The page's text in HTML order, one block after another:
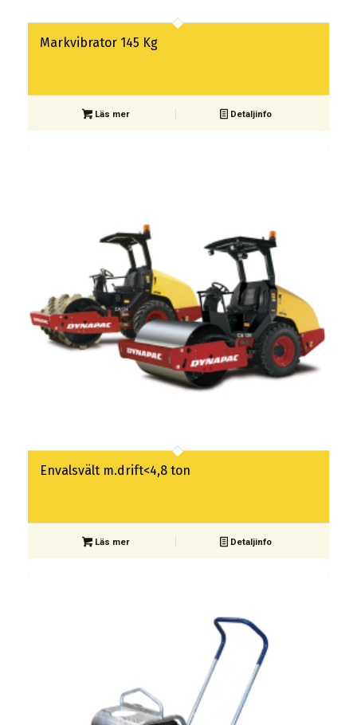
Markvibrator 145 Kg
Läs mer Detaljinfo
Envalsvält m.drift<4,8 ton
Läs mer Detaljinfo